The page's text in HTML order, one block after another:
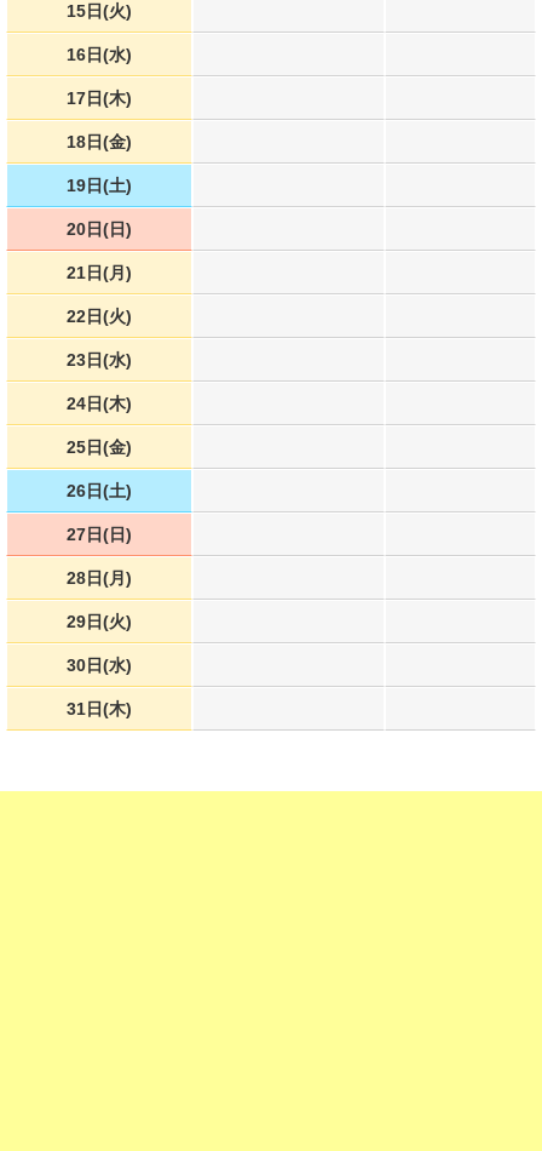
15日(火)
16日(水)
17日(木)
18日(金)
19日(土)
20日(日)
21日(月)
22日(火)
23日(水)
24日(木)
25日(金)
26日(土)
27日(日)
28日(月)
29日(火)
30日(水)
31日(木)